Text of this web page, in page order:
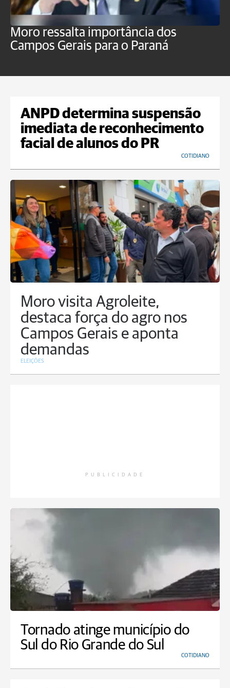
Moro ressalta importância dos
Campos Gerais para o Paraná
ANPD determina suspensão
imediata de reconhecimento
facial de alunos do PR
COTIDIANO
Moro visita Agroleite,
destaca força do agro nos
Campos Gerais e aponta
demandas
ELEIÇÕES
PUBLICIDADE
Tornado atinge município do
Sul do Rio Grande do Sul
COTIDIANO